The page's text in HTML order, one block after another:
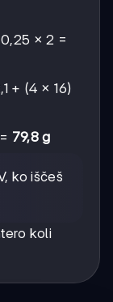
× 2 =
+ (4 × 16)
79,8 g
ko iščeš
koli